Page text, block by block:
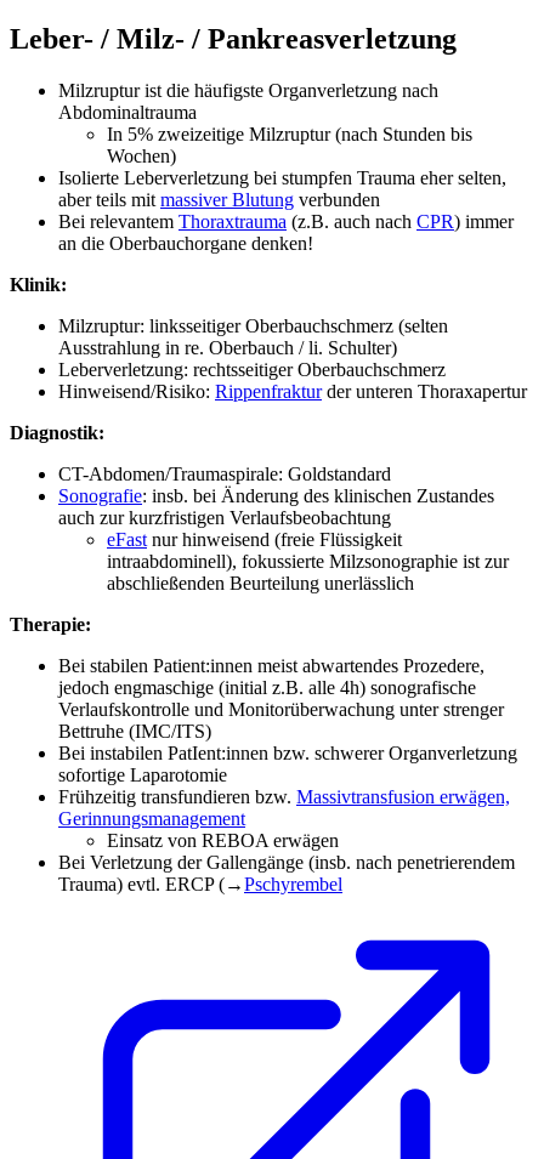
Leber- / Milz- / Pankreasverletzung
Milzruptur ist die häufigste Organverletzung nach
Abdominaltrauma
In 5% zweizeitige Milzruptur (nach Stunden bis
Wochen)
Isolierte Leberverletzung bei stumpfen Trauma eher selten,
aber teils mit massiver Blutung verbunden
Bei relevantem Thoraxtrauma (z.B. auch nach CPR) immer
an die Oberbauchorgane denken!
Klinik:
Milzruptur: linksseitiger Oberbauchschmerz (selten
Ausstrahlung in re. Oberbauch / li. Schulter)
Leberverletzung: rechtsseitiger Oberbauchschmerz
Hinweisend/Risiko: Rippenfrakturder unteren Thoraxapertur
Diagnostik:
CT-Abdomen/Traumaspirale: Goldstandard
Sonografie: insb. bei Änderung des klinischen Zustandes
auch zur kurzfristigen Verlaufsbeobachtung
eFast nur hinweisend (freie Flüssigkeit
intraabdominell), fokussierte Milzsonographie ist zur
abschließenden Beurteilung unerlässlich
Therapie:
Bei stabilen Patient:innen meist abwartendes Prozedere,
jedoch engmaschige (initial z.B. alle 4h) sonografische
Verlaufskontrolle und Monitorüberwachung unter strenger
Bettruhe (IMC/ITS)
Bei instabilen PatIent:innen bzw. schwerer Organverletzung
sofortige Laparotomie
Frühzeitig transfundieren bzw. Massivtransfusion erwägen,
Gerinnungsmanagement
Einsatz von REBOA erwägen
Bei Verletzung der Gallengänge (insb. nach penetrierendem
Trauma) evtl. ERCP (→Pschyrembel